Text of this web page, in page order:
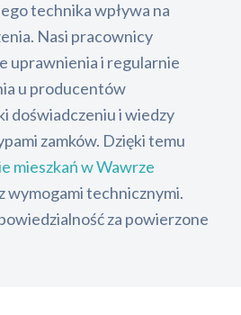
technika wpływa na
Nasi pracownicy
uprawnienia i regularnie
u producentów
doświadczeniu i wiedzy
zamków. Dzięki temu
mieszkań w Wawrze
wymogami technicznymi.
za powierzone